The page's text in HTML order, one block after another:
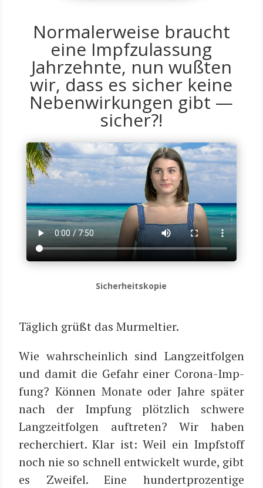
Normalerweise braucht
eine Impfzulassung
Jahrzehnte, nun wußten
wir, dass es sicher keine
Nebenwirkungen gibt —
sicher?!
Sicher­heits­ko­pie
Täg­lich grüßt das Murmeltier.
Wie wahr­schein­lich sind Lang­zeit­fol­gen
und damit die Gefahr einer Coro­na-Imp­
fung? Kön­nen Mona­te oder Jah­re spä­ter
nach der Imp­fung plötz­lich schwe­re
Lang­zeit­fol­gen auf­tre­ten? Wir haben
recher­chiert. Klar ist: Weil ein Impf­stoff
noch nie so schnell ent­wi­ckelt wur­de, gibt
es Zwei­fel. Eine hun­dert­pro­zen­ti­ge